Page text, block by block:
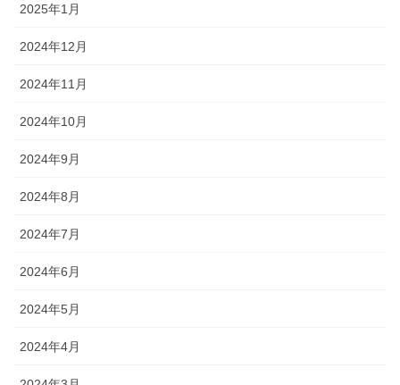
2025年1月
2024年12月
2024年11月
2024年10月
2024年9月
2024年8月
2024年7月
2024年6月
2024年5月
2024年4月